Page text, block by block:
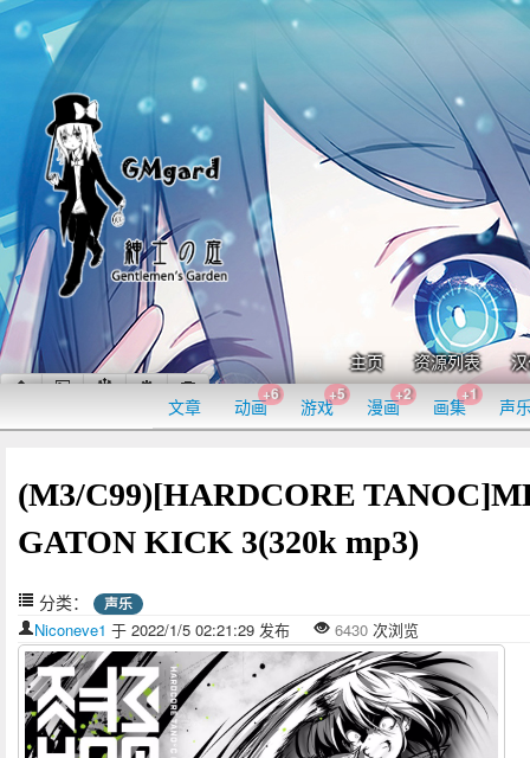
主页 资源列表
文章 动画
+6
游戏
+5
漫画
+2
画集
+1
声
(M3/C99)[HARDCORE
GATON KICK 3(320k mp3)
分类： 声乐
Niconeve1 于 2022/1/5 02:21:29 发布 6430 次浏览